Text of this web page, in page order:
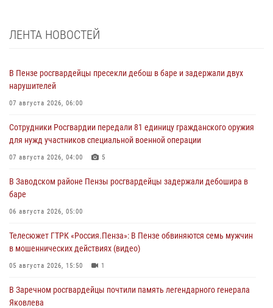
ЛЕНТА НОВОСТЕЙ
В Пензе росгвардейцы пресекли дебош в баре и задержали двух
нарушителей
07 августа 2026, 06:00
Сотрудники Росгвардии передали 81 единицу гражданского оружия
для нужд участников специальной военной операции
07 августа 2026, 04:00 5
В Заводском районе Пензы росгвардейцы задержали дебошира в
баре
06 августа 2026, 05:00
Телесюжет ГТРК «Россия.Пенза»: В Пензе обвиняются семь мужчин
в мошеннических действиях (видео)
05 августа 2026, 15:50 1
В Заречном росгвардейцы почтили память легендарного генерала
Яковлева